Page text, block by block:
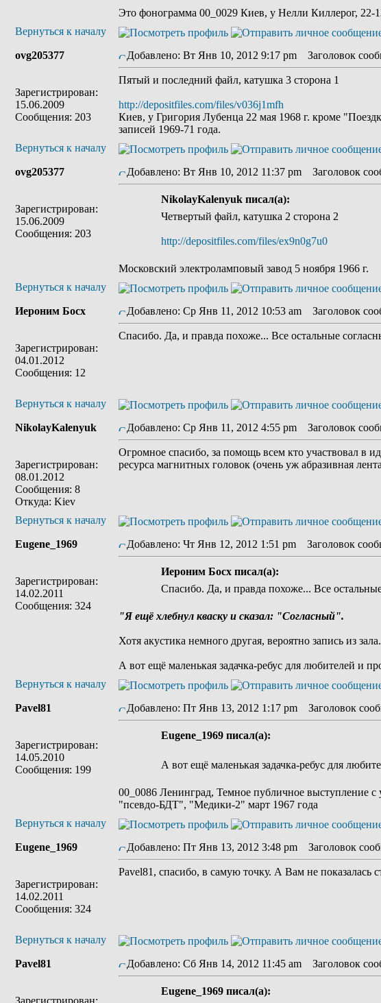
Это фонограмма 00_0029 Киев, у Нелли Киллерог, 22-
Вернуться к началу
ovg205377
Зарегистрирован:
15.06.2009
Сообщения: 203
Добавлено: Вт Янв 10, 2012 9:17 pm Заголовок
Пятый и последний файл, катушка 3 сторона 1
http://depositfiles.com/files/v036j1mfh
Киев, у Григория Лубенца 22 мая 1968 г. кроме
записей 1969-71 года.
Вернуться к началу
ovg205377
Зарегистрирован:
15.06.2009
Сообщения: 203
Добавлено: Вт Янв 10, 2012 11:37 pm Заголовок
NikolayKalenyuk писал(а):
Четвертый файл, катушка 2 сторона 2
http://depositfiles.com/files/ex9n0g7u0
Московский электроламповый завод 5 ноября 1966 г.
Вернуться к началу
Иероним Босх
Зарегистрирован:
04.01.2012
Сообщения: 12
Добавлено: Ср Янв 11, 2012 10:53 am Заголовок
Спасибо. Да, и правда похоже... Все остальные
Вернуться к началу
NikolayKalenyuk
Зарегистрирован:
08.01.2012
Сообщения: 8
Откуда: Kiev
Добавлено: Ср Янв 11, 2012 4:55 pm Заголовок
Огромное спасибо, за помощь всем кто участвовал в
ресурса магнитных головок (очень уж абразивная
Вернуться к началу
Eugene_1969
Зарегистрирован:
14.02.2011
Сообщения: 324
Добавлено: Чт Янв 12, 2012 1:51 pm Заголовок
Иероним Босх писал(а):
Спасибо. Да, и правда похоже... Все
"Я ещё хлебнул кваску и сказал: "Согласный".
Хотя акустика немного другая, вероятно запись из зала.
А вот ещё маленькая задачка-ребус для любителей и
Вернуться к началу
Pavel81
Зарегистрирован:
14.05.2010
Сообщения: 199
Добавлено: Пт Янв 13, 2012 1:17 pm Заголовок
Eugene_1969 писал(а):
А вот ещё маленькая задачка-ребус для
00_0086 Ленинград, Темное публичное выступление
"псевдо-БДТ", "Медики-2" март 1967 года
Вернуться к началу
Eugene_1969
Зарегистрирован:
14.02.2011
Сообщения: 324
Добавлено: Пт Янв 13, 2012 3:48 pm Заголовок
Pavel81, спасибо, в самую точку. А Вам не показалась
Вернуться к началу
Pavel81
Зарегистрирован:
Добавлено: Сб Янв 14, 2012 11:45 am Заголовок
Eugene_1969 писал(а):